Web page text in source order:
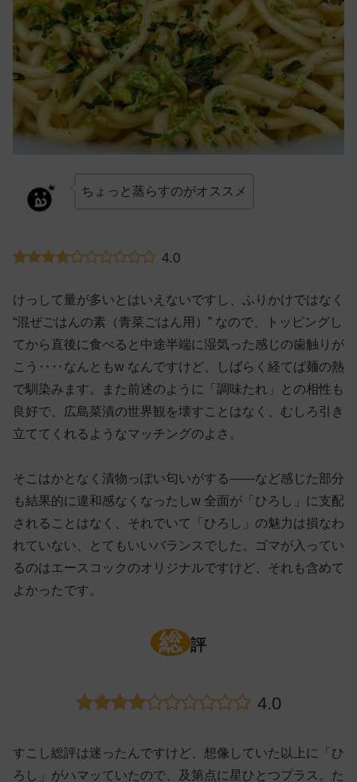
ちょっと蒸らすのがオススメ
4.0
けっして量が多いとはいえないですし、ふりかけではなく
“混ぜごはんの素（青菜ごはん用）” なので、トッピングし
てから直後に食べると中途半端に湿気った感じの歯触りが
こう‥‥なんともw なんですけど、しばらく経てば麺の熱
で馴染みます。また前述のように「調味たれ」との相性も
良好で、広島菜漬の世界観を壊すことはなく、むしろ引き
立ててくれるようなマッチングのよさ。
そこはかとなく漬物っぽい匂いがする——など感じた部分
も結果的に違和感なくなったしw 全面が「ひろし」に支配
されることはなく、それでいて「ひろし」の魅力は損なわ
れていない、とてもいいバランスでした。ゴマが入ってい
るのはエースコックのオリジナルですけど、それも含めて
よかったです。
総 評
4.0
すこし総評は迷ったんですけど、想像していた以上に「ひ
ろし」がハマッていたので、及第点に星ひとつプラス。た